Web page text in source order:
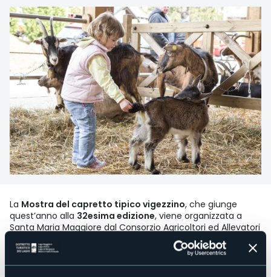
La Mostra del capretto tipico vigezzino, che giunge
quest’anno alla 32esima edizione, viene organizzata a
Santa Maria Maggiore dal Consorzio Agricoltori ed Allevatori
domenica 24
marzo. Saranno presenti una trentina di allevatori
, parte
del Consorzio che tutela l’eccellenza del prodotto e che si